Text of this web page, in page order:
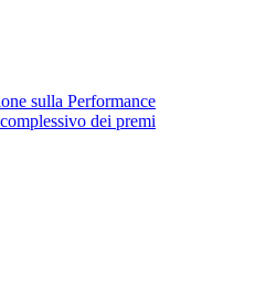
sulla Performance
dei premi